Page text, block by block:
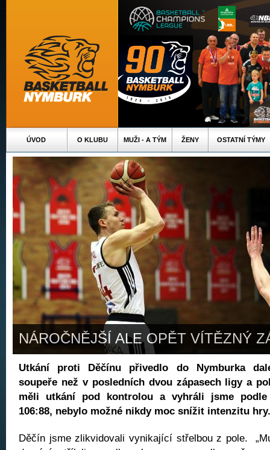
ÚVOD O KLUBU MUŽI - A TÝM ŽENY OSTATNÍ TÝMY
NÁROČNĚJŠÍ ALE OPĚT VÍTĚZNÝ
Utkání proti Děčínu přivedlo do Nymburka
soupeře než v posledních dvou zápasech ligy a
měli utkání pod kontrolou a vyhráli jsme podle
106:88, nebylo možné nikdy moc snížit intenzitu hry.
Děčín jsme zlikvidovali vynikající střelbou z pole.